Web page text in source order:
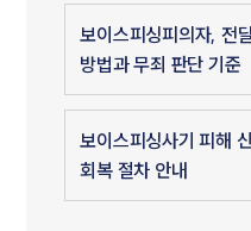
보이스피싱피의자, 전
방법과 무죄 판단 기준
보이스피싱사기 피해
회복 절차 안내